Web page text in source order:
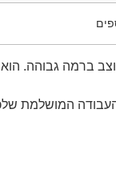
ברמה גבוהה.
העבודה המושלמת